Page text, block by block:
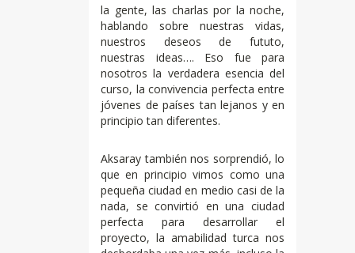
la gente, las charlas por la noche,
hablando sobre nuestras vidas,
nuestros deseos de fututo,
nuestras ideas…. Eso fue para
nosotros la verdadera esencia del
curso, la convivencia perfecta entre
jóvenes de países tan lejanos y en
principio tan diferentes.
Aksaray también nos sorprendió, lo
que en principio vimos como una
pequeña ciudad en medio casi de la
nada, se convirtió en una ciudad
perfecta para desarrollar el
proyecto, la amabilidad turca nos